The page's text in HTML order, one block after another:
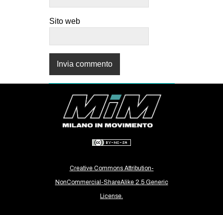
Sito web
Creative Commons Attribution-
NonCommercial-ShareAlike 2.5 Generic
License.